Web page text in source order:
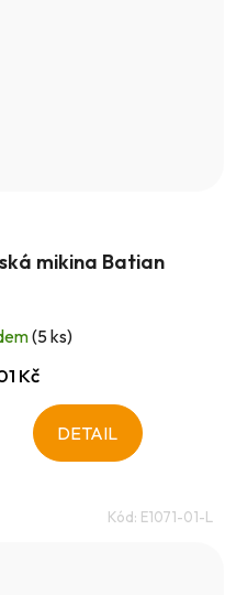
mikina Batian
(5 ks)
Kč
DETAIL
Kód: E1071-01-L